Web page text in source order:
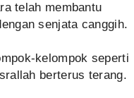
telah membantu
senjata canggih.
kelompok seperti
berterus terang.